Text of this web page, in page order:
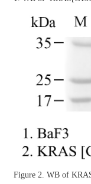
Figure 2. WB of